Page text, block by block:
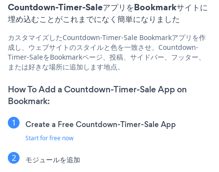
Countdown-Timer-SaleアプリをBookmarkサイトに
埋め込むことがこれまでになく簡単になりました
カスタマイズしたCountdown-Timer-Sale Bookmarkアプリを作
成し、ウェブサイトのスタイルと色を一致させ、Countdown-
Timer-SaleをBookmarkページ、投稿、サイドバー、フッター、
または好きな場所に追加します地点。
How To Add a Countdown-Timer-Sale App on
Bookmark:
Create a Free Countdown-Timer-Sale App
Start for free now
モジュールを追加